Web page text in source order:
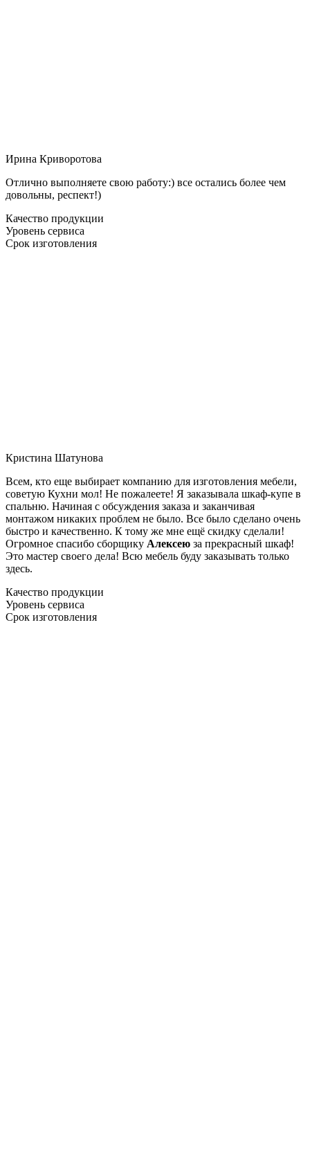
Ирина Криворотова
Отлично выполняете свою работу:) все остались более чем
довольны, респект!)
Качество продукции
Уровень сервиса
Срок изготовления
Кристина Шатунова
Всем, кто еще выбирает компанию для изготовления мебели,
советую Кухни мол! Не пожалеете! Я заказывала шкаф-купе в
спальню. Начиная с обсуждения заказа и заканчивая
монтажом никаких проблем не было. Все было сделано очень
быстро и качественно. К тому же мне ещё скидку сделали!
Огромное спасибо сборщику Алексею за прекрасный шкаф!
Это мастер своего дела! Всю мебель буду заказывать только
здесь.
Качество продукции
Уровень сервиса
Срок изготовления